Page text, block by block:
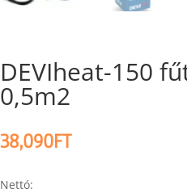
DEVIheat-150
0,5m2
38,090FT
Nettó: